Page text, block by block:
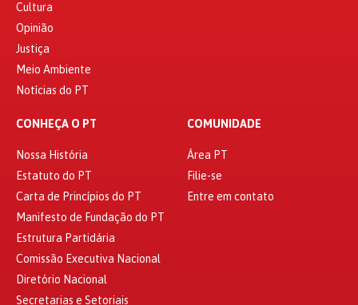
Cultura
Opinião
Justiça
Meio Ambiente
Notícias do PT
CONHEÇA O PT
Nossa História
Estatuto do PT
Carta de Princípios do PT
Manifesto de Fundação do PT
Estrutura Partidária
Comissão Executiva Nacional
Diretório Nacional
Secretarias e Setoriais
COMUNIDADE
Área PT
Filie-se
Entre em contato